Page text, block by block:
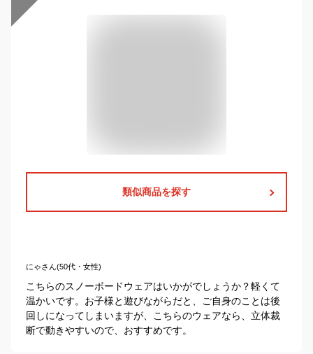
類似商品を探す
にゃさん(50代・女性)
こちらのスノーボードウェアはいかがでしょうか？軽くて
温かいです。お子様と遊びながらだと、ご自身のことは後
回しになってしまいますが、こちらのウェアなら、立体裁
断で動きやすいので、おすすめです。